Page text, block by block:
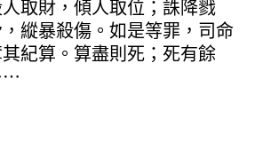
取財，傾人取位；誅降戮
縱暴殺傷。如是等罪，司命
紀算。算盡則死；死有餘